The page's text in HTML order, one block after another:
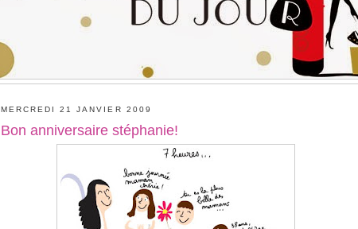
MERCREDI 21 JANVIER 2009
Bon anniversaire stéphanie!